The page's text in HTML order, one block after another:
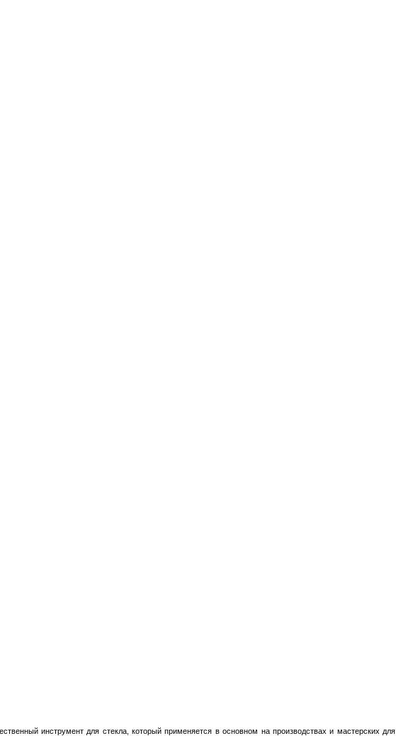
инструмент для стекла, который применяется в основном на производствах и мастерских для